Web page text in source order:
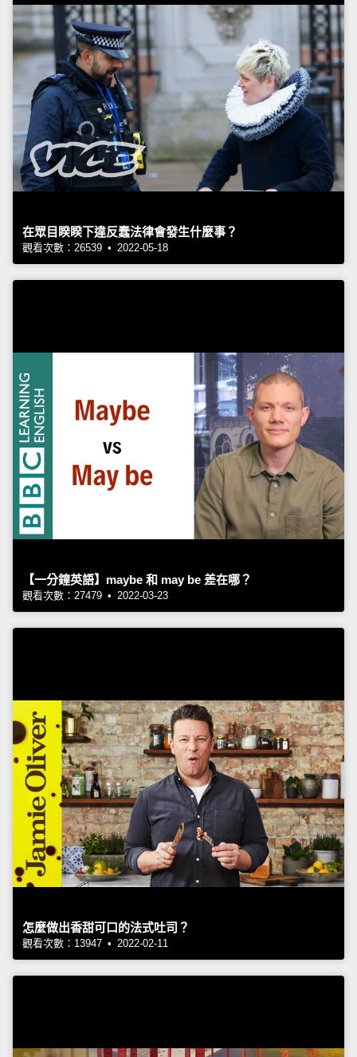
在眾目睽睽下違反蠢法律會發生什麼事？
觀看次數：26539 • 2022-05-18
【一分鐘英語】maybe 和 may be 差在哪？
觀看次數：27479 • 2022-03-23
怎麼做出香甜可口的法式吐司？
觀看次數：13947 • 2022-02-11